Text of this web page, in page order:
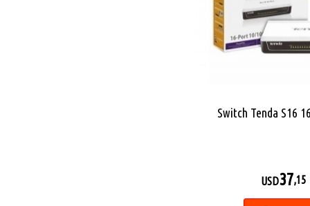
Switch Tenda S16
USD37,15